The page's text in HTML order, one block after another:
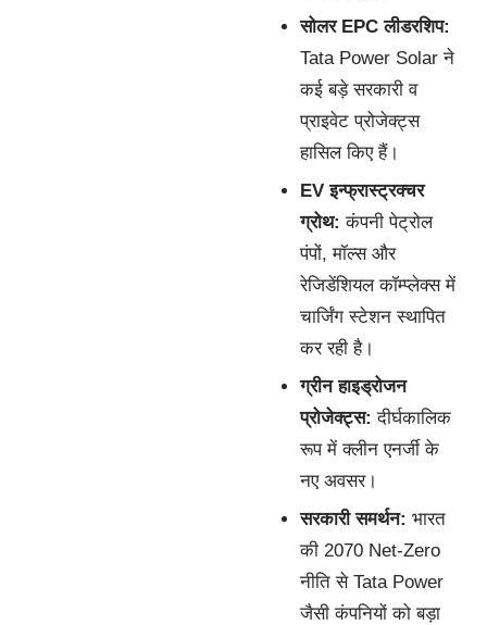
सोलर EPC लीडरशिप:
Tata Power Solar ने
कई बड़े सरकारी व
प्राइवेट प्रोजेक्ट्स
हासिल किए हैं।
EV इन्फ्रास्ट्रक्चर
ग्रोथ: कंपनी पेट्रोल
पंपों, मॉल्स और
रेजिडेंशियल कॉम्प्लेक्स में
चार्जिंग स्टेशन स्थापित
कर रही है।
ग्रीन हाइड्रोजन
प्रोजेक्ट्स: दीर्घकालिक
रूप में क्लीन एनर्जी के
नए अवसर।
सरकारी समर्थन: भारत
की 2070 Net-Zero
नीति से Tata Power
जैसी कंपनियों को बड़ा